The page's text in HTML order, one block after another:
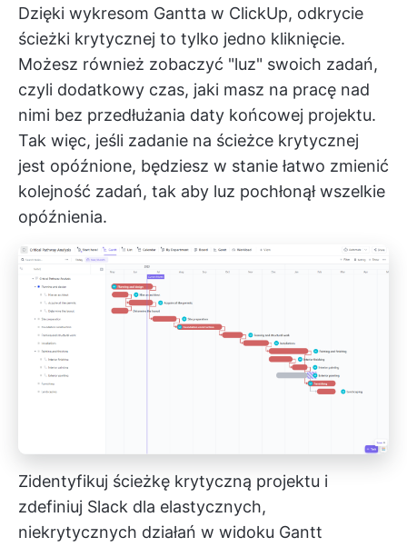
Dzięki wykresom Gantta w ClickUp, odkrycie
ścieżki krytycznej to tylko jedno kliknięcie.
Możesz również zobaczyć "luz" swoich zadań,
czyli dodatkowy czas, jaki masz na pracę nad
nimi bez przedłużania daty końcowej projektu.
Tak więc, jeśli zadanie na ścieżce krytycznej
jest opóźnione, będziesz w stanie łatwo zmienić
kolejność zadań, tak aby luz pochłonął wszelkie
opóźnienia.
Zidentyfikuj ścieżkę krytyczną projektu i
zdefiniuj Slack dla elastycznych,
niekrytycznych działań w widoku Gantt